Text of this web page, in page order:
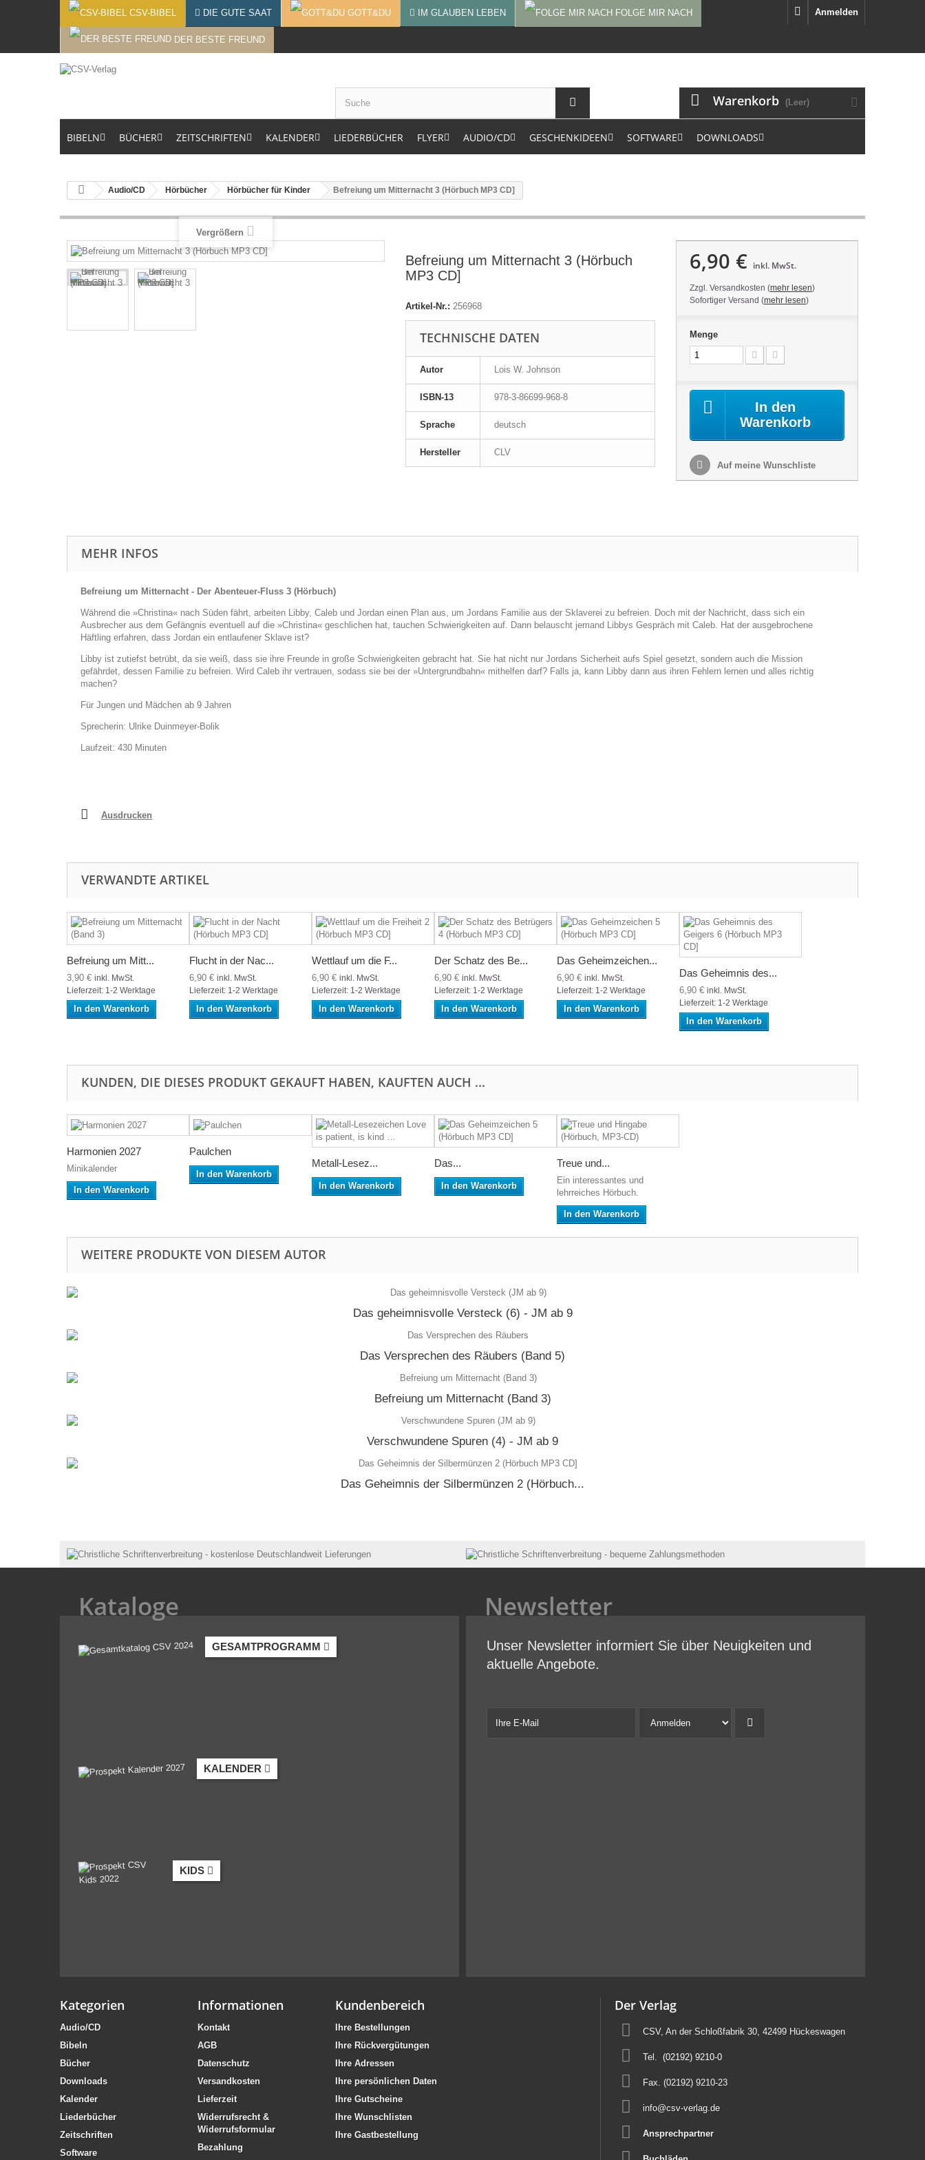
Anmelden
CSV-BIBEL DIE GUTE SAAT GOTT&DU IM GLAUBEN LEBEN FOLGE MIR NACH
DER BESTE FREUND
Warenkorb (Leer)
BIBELN BÜCHER ZEITSCHRIFTEN KALENDER LIEDERBÜCHER FLYER AUDIO/CD GESCHENKIDEEN SOFTWARE DOWNLOADS
Audio/CD Hörbücher Hörbücher für Kinder Befreiung um Mitternacht 3 (Hörbuch MP3 CD]
Vergrößern
Befreiung um Mitternacht 3 (Hörbuch
MP3 CD]
Artikel-Nr.: 256968
TECHNISCHE DATEN
Autor Lois W. Johnson
ISBN-13 978-3-86699-968-8
Sprache deutsch
Hersteller CLV
6,90 € inkl. MwSt.
Zzgl. Versandkosten (mehr lesen)
Sofortiger Versand (mehr lesen)
Menge
In den
Warenkorb
Auf meine Wunschliste
MEHR INFOS
Befreiung um Mitternacht - Der Abenteuer-Fluss 3 (Hörbuch)
Während die »Christina« nach Süden fährt, arbeiten Libby, Caleb und Jordan einen Plan aus, um Jordans Familie aus der Sklaverei zu befreien. Doch mit der Nachricht, dass sich ein
Ausbrecher aus dem Gefängnis eventuell auf die »Christina« geschlichen hat, tauchen Schwierigkeiten auf. Dann belauscht jemand Libbys Gespräch mit Caleb. Hat der ausgebrochene
Häftling erfahren, dass Jordan ein entlaufener Sklave ist?
Libby ist zutiefst betrübt, da sie weiß, dass sie ihre Freunde in große Schwierigkeiten gebracht hat. Sie hat nicht nur Jordans Sicherheit aufs Spiel gesetzt, sondern auch die Mission
gefährdet, dessen Familie zu befreien. Wird Caleb ihr vertrauen, sodass sie bei der »Untergrundbahn« mithelfen darf? Falls ja, kann Libby dann aus ihren Fehlern lernen und alles richtig
machen?
Für Jungen und Mädchen ab 9 Jahren
Sprecherin: Ulrike Duinmeyer-Bolik
Laufzeit: 430 Minuten
Ausdrucken
VERWANDTE ARTIKEL
Befreiung um Mitt...
3,90 € inkl. MwSt.
Lieferzeit: 1-2 Werktage
In den Warenkorb
Flucht in der Nac...
6,90 € inkl. MwSt.
Lieferzeit: 1-2 Werktage
In den Warenkorb
Wettlauf um die F...
6,90 € inkl. MwSt.
Lieferzeit: 1-2 Werktage
In den Warenkorb
Der Schatz des Be...
6,90 € inkl. MwSt.
Lieferzeit: 1-2 Werktage
In den Warenkorb
Das Geheimzeichen...
6,90 € inkl. MwSt.
Lieferzeit: 1-2 Werktage
In den Warenkorb
Das Geheimnis des...
6,90 € inkl. MwSt.
Lieferzeit: 1-2 Werktage
In den Warenkorb
KUNDEN, DIE DIESES PRODUKT GEKAUFT HABEN, KAUFTEN AUCH ...
Harmonien 2027
Minikalender
In den Warenkorb
Paulchen
In den Warenkorb
Metall-Lesez...
In den Warenkorb
Das...
In den Warenkorb
Treue und...
Ein interessantes und
lehrreiches Hörbuch.
In den Warenkorb
WEITERE PRODUKTE VON DIESEM AUTOR
Das geheimnisvolle Versteck (6) - JM ab 9
Das Versprechen des Räubers (Band 5)
Befreiung um Mitternacht (Band 3)
Verschwundene Spuren (4) - JM ab 9
Das Geheimnis der Silbermünzen 2 (Hörbuch...
Kataloge
GESAMTPROGRAMM
KALENDER
KIDS
Newsletter
Unser Newsletter informiert Sie über Neuigkeiten und
aktuelle Angebote.
Kategorien
Audio/CD
Bibeln
Bücher
Downloads
Kalender
Liederbücher
Zeitschriften
Software
Informationen
Kontakt
AGB
Datenschutz
Versandkosten
Lieferzeit
Widerrufsrecht &
Widerrufsformular
Bezahlung
Kundenbereich
Ihre Bestellungen
Ihre Rückvergütungen
Ihre Adressen
Ihre persönlichen Daten
Ihre Gutscheine
Ihre Wunschlisten
Ihre Gastbestellung
Der Verlag
CSV, An der Schloßfabrik 30, 42499 Hückeswagen
Tel. (02192) 9210-0
Fax. (02192) 9210-23
info@csv-verlag.de
Ansprechpartner